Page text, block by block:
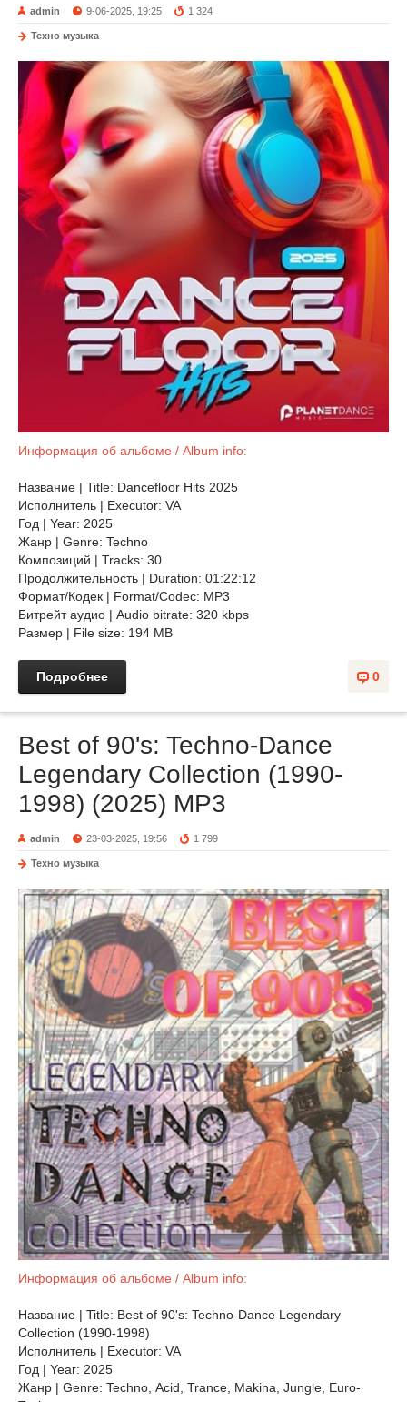
admin 9-06-2025, 19:25 1 324
Техно музыка
Информация об альбоме / Album info:
Название | Title: Dancefloor Hits 2025
Исполнитель | Executor: VA
Год | Year: 2025
Жанр | Genre: Techno
Композиций | Tracks: 30
Продолжительность | Duration: 01:22:12
Формат/Кодек | Format/Codec: MP3
Битрейт аудио | Audio bitrate: 320 kbps
Размер | File size: 194 MB
0
Подробнее
Best of 90's: Techno-Dance
Legendary Collection (1990-
1998) (2025) MP3
admin 23-03-2025, 19:56 1 799
Техно музыка
Информация об альбоме / Album info:
Название | Title: Best of 90's: Techno-Dance Legendary
Collection (1990-1998)
Исполнитель | Executor: VA
Год | Year: 2025
Жанр | Genre: Techno, Acid, Trance, Makina, Jungle, Euro-